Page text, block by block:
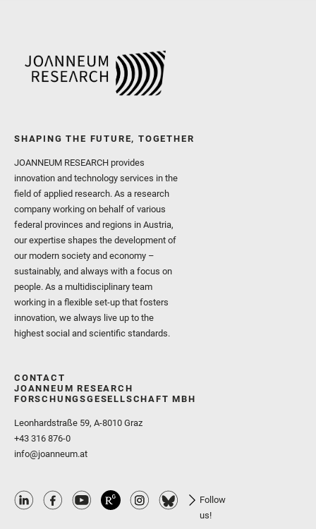
SHAPING THE FUTURE, TOGETHER
JOANNEUM RESEARCH provides
innovation and technology services in the
field of applied research. As a research
company working on behalf of various
federal provinces and regions in Austria,
our expertise shapes the development of
our modern society and economy –
sustainably, and always with a focus on
people. As a multidisciplinary team
working in a flexible set-up that fosters
innovation, we always live up to the
highest social and scientific standards.
CONTACT
JOANNEUM RESEARCH
FORSCHUNGSGESELLSCHAFT MBH
Leonhardstraße 59, A-8010 Graz
+43 316 876-0
info@joanneum.at
Follow
us!